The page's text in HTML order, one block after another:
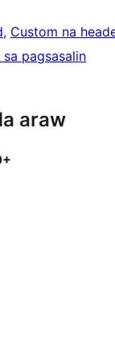
, Custom na
sa pagsasalin
araw